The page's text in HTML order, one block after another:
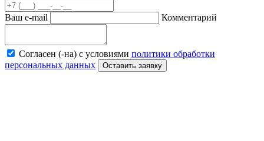
Ваш e-mail Комментарий
Согласен (-на) с условиями политики обработки
персональных данных